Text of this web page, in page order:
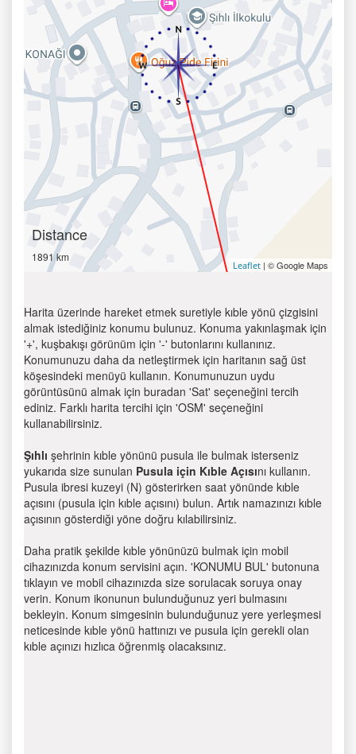
Distance
1891 km
Leaflet | © Google Maps
Harita üzerinde hareket etmek suretiyle kıble yönü çizgisini
almak istediğiniz konumu bulunuz. Konuma yakınlaşmak için
'+', kuşbakışı görünüm için '-' butonlarını kullanınız.
Konumunuzu daha da netleştirmek için haritanın sağ üst
köşesindeki menüyü kullanın. Konumunuzun uydu
görüntüsünü almak için buradan 'Sat' seçeneğini tercih
ediniz. Farklı harita tercihi için 'OSM' seçeneğini
kullanabilirsiniz.
Şıhlı şehrinin kıble yönünü pusula ile bulmak isterseniz
yukarıda size sunulan Pusula için Kıble Açısını kullanın.
Pusula ibresi kuzeyi (N) gösterirken saat yönünde kıble
açısını (pusula için kıble açısını) bulun. Artık namazınızı kıble
açısının gösterdiği yöne doğru kılabilirsiniz.
Daha pratik şekilde kıble yönünüzü bulmak için mobil
cihazınızda konum servisini açın. 'KONUMU BUL' butonuna
tıklayın ve mobil cihazınızda size sorulacak soruya onay
verin. Konum ikonunun bulunduğunuz yeri bulmasını
bekleyin. Konum simgesinin bulunduğunuz yere yerleşmesi
neticesinde kıble yönü hattınızı ve pusula için gerekli olan
kıble açınızı hızlıca öğrenmiş olacaksınız.